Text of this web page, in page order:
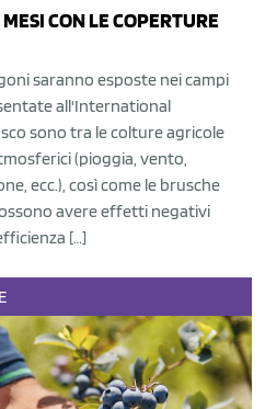
CON LE COPERTURE
saranno esposte nei campi
all'International
sono tra le colture agricole
(pioggia, vento,
ecc.), così come le brusche
avere effetti negativi
[…]